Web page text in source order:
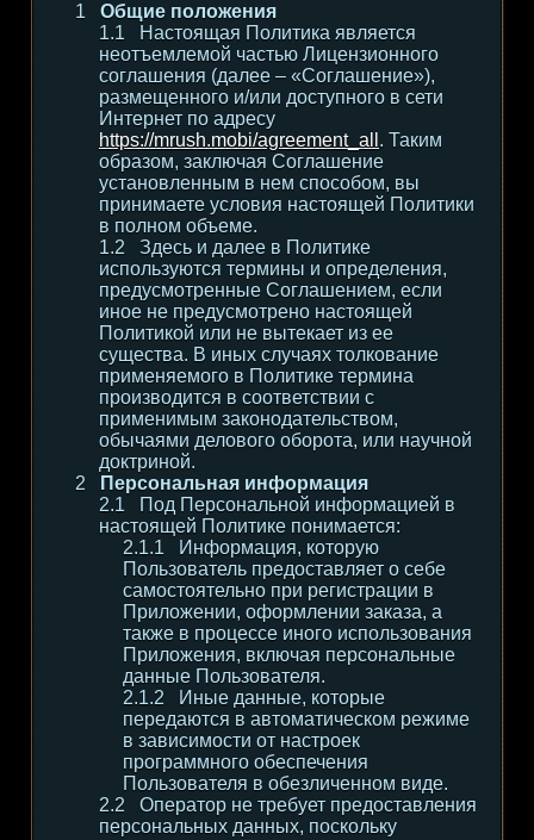
Общие положения
Настоящая Политика является
неотъемлемой частью Лицензионного
соглашения (далее – «Соглашение»),
размещенного и/или доступного в сети
Интернет по адресу
https://mrush.mobi/agreement_all . Таким
образом, заключая Соглашение
установленным в нем способом, вы
принимаете условия настоящей Политики
в полном объеме.
Здесь и далее в Политике
используются термины и определения,
предусмотренные Соглашением, если
иное не предусмотрено настоящей
Политикой или не вытекает из ее
существа. В иных случаях толкование
применяемого в Политике термина
производится в соответствии с
применимым законодательством,
обычаями делового оборота, или научной
доктриной.
Персональная информация
Под Персональной информацией в
настоящей Политике понимается:
Информация, которую
Пользователь предоставляет о себе
самостоятельно при регистрации в
Приложении, оформлении заказа, а
также в процессе иного использования
Приложения, включая персональные
данные Пользователя.
Иные данные, которые
передаются в автоматическом режиме
в зависимости от настроек
программного обеспечения
Пользователя в обезличенном виде.
Оператор не требует предоставления
персональных данных, поскольку